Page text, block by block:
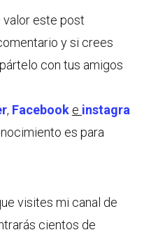
valor este post
y si crees
con tus amigos
, Facebook e instagra
es para
visites mi canal de
cientos de